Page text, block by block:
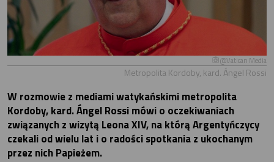
@Vatican Media
Metropolita Kordoby, kard. Ángel Rossi
W rozmowie z mediami watykańskimi metropolita
Kordoby, kard. Ángel Rossi mówi o oczekiwaniach
związanych z wizytą Leona XIV, na którą Argentyńczycy
czekali od wielu lat i o radości spotkania z ukochanym
przez nich Papieżem.